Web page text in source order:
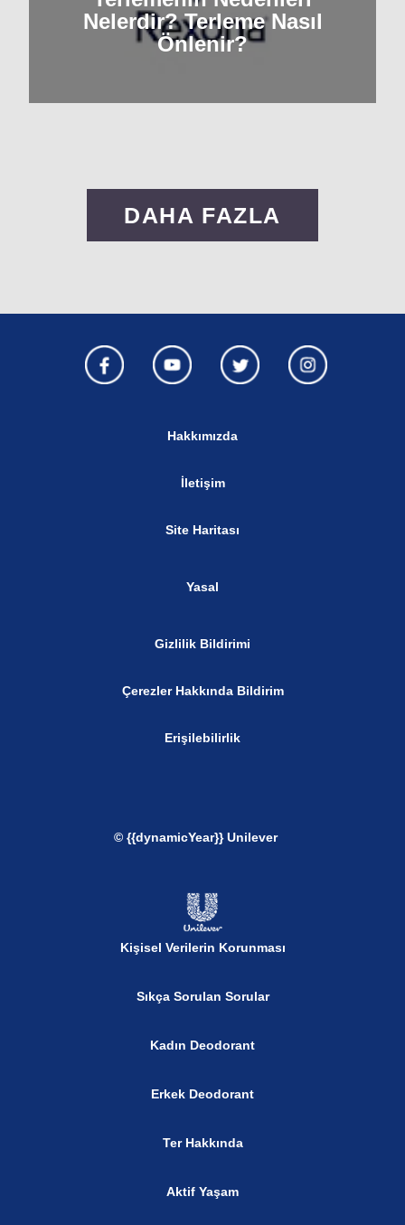
Nelerdir? Terleme Nasıl
Önlenir?
DAHA FAZLA
Hakkımızda
İletişim
Site Haritası
Yasal
Gizlilik Bildirimi
Çerezler Hakkında Bildirim
Erişilebilirlik
Kişisel Verilerin Korunması
Sıkça Sorulan Sorular
Kadın Deodorant
Erkek Deodorant
Ter Hakkında
Aktif Yaşam
© {{dynamicYear}} Unilever